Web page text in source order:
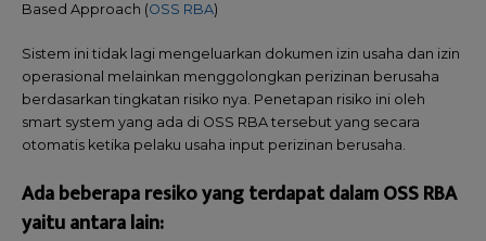
Based Approach (OSS RBA)
Sistem ini tidak lagi mengeluarkan dokumen izin usaha dan izin
operasional melainkan menggolongkan perizinan berusaha
berdasarkan tingkatan risiko nya. Penetapan risiko ini oleh
smart system yang ada di OSS RBA tersebut yang secara
otomatis ketika pelaku usaha input perizinan berusaha.
Ada beberapa resiko yang terdapat dalam OSS RBA
yaitu antara lain: